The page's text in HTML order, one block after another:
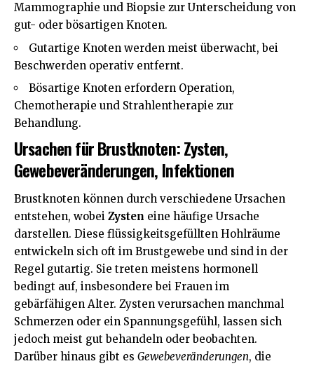
Mammographie und Biopsie zur Unterscheidung von
gut- oder bösartigen Knoten.
Gutartige Knoten werden meist überwacht, bei
Beschwerden operativ entfernt.
Bösartige Knoten erfordern Operation,
Chemotherapie und Strahlentherapie zur
Behandlung.
Ursachen für Brustknoten: Zysten,
Gewebeveränderungen, Infektionen
Brustknoten können durch verschiedene Ursachen
entstehen, wobei Zysten eine häufige Ursache
darstellen. Diese flüssigkeitsgefüllten Hohlräume
entwickeln sich oft im Brustgewebe und sind in der
Regel gutartig. Sie treten meistens hormonell
bedingt auf, insbesondere bei Frauen im
gebärfähigen Alter. Zysten verursachen manchmal
Schmerzen oder ein Spannungsgefühl, lassen sich
jedoch meist gut behandeln oder beobachten.
Darüber hinaus gibt es Gewebeveränderungen, die